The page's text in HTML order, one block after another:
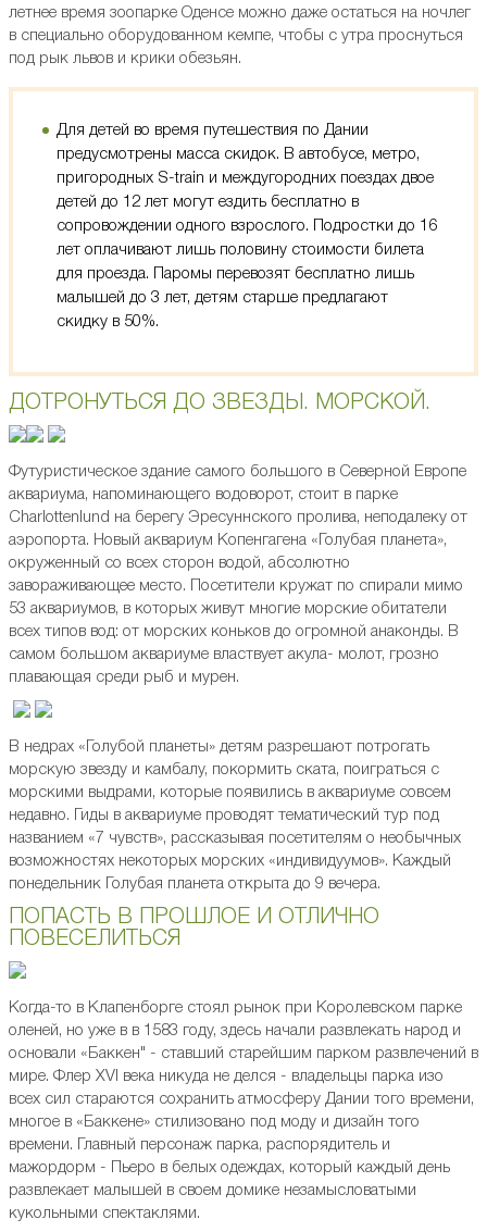
летнее время зоопарке Оденсе можно даже остаться на ночлег
в специально оборудованном кемпе, чтобы с утра проснуться
под рык львов и крики обезьян.
Для детей во время путешествия по Дании
предусмотрены масса скидок. В автобусе, метро,
пригородных S-train и междугородних поездах двое
детей до 12 лет могут ездить бесплатно в
сопровождении одного взрослого. Подростки до 16
лет оплачивают лишь половину стоимости билета
для проезда. Паромы перевозят бесплатно лишь
малышей до 3 лет, детям старше предлагают
скидку в 50%.
ДОТРОНУТЬСЯ ДО ЗВЕЗДЫ. МОРСКОЙ.
Футуристическое здание самого большого в Северной Европе
аквариума, напоминающего водоворот, стоит в парке
Charlottenlund на берегу Эресуннского пролива, неподалеку от
аэропорта. Новый аквариум Копенгагена «Голубая планета»,
окруженный со всех сторон водой, абсолютно
завораживающее место. Посетители кружат по спирали мимо
53 аквариумов, в которых живут многие морские обитатели
всех типов вод: от морских коньков до огромной анаконды. В
самом большом аквариуме властвует акула- молот, грозно
плавающая среди рыб и мурен.
В недрах «Голубой планеты» детям разрешают потрогать
морскую звезду и камбалу, покормить ската, поиграться с
морскими выдрами, которые появились в аквариуме совсем
недавно. Гиды в аквариуме проводят тематический тур под
названием «7 чувств», рассказывая посетителям о необычных
возможностях некоторых морских «индивидуумов». Каждый
понедельник Голубая планета открыта до 9 вечера.
ПОПАСТЬ В ПРОШЛОЕ И ОТЛИЧНО
ПОВЕСЕЛИТЬСЯ
Когда-то в Клапенборге стоял рынок при Королевском парке
оленей, но уже в в 1583 году, здесь начали развлекать народ и
основали «Баккен" - ставший старейшим парком развлечений в
мире. Флер XVI века никуда не делся - владельцы парка изо
всех сил стараются сохранить атмосферу Дании того времени,
многое в «Баккене» стилизовано под моду и дизайн того
времени. Главный персонаж парка, распорядитель и
мажордорм - Пьеро в белых одеждах, который каждый день
развлекает малышей в своем домике незамысловатыми
кукольными спектаклями.